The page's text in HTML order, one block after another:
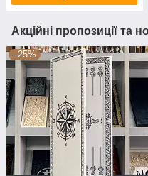
Акційні пропозиції та
–25%